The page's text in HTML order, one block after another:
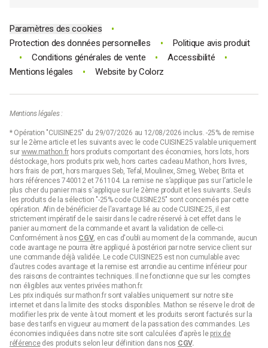
Paramètres des cookies •
Protection des données personnelles • Politique avis produit
• Conditions générales de vente • Accessibilité •
Mentions légales • Website byColorz
Mentions légales :
* Opération "CUISINE25" du 29/07/2026 au 12/08/2026 inclus. -25% de remise
sur le 2ème article et les suivants avec le code CUISINE25 valable uniquement
sur www.mathon.frhors produits comportant des économies, hors lots, hors
déstockage, hors produits prix web, hors cartes cadeau Mathon, hors livres,
hors frais de port, hors marques Seb, Tefal, Moulinex, Smeg, Weber, Brita et
hors références 740012 et 761104. La remise ne s’applique pas sur l’article le
plus cher du panier mais s'applique sur le 2ème produit et les suivants. Seuls
les produits de la sélection "-25% code CUISINE25" sont concernés par cette
opération. Afin de bénéficier de l'avantage lié au code CUISINE25, il est
strictement impératif de le saisir dans le cadre réservé à cet effet dans le
panier au moment de la commande et avant la validation de celle-ci.
Conformément à nos CGV, en cas d'oubli au moment de la commande, aucun
code avantage ne pourra être appliqué à postériori par notre service client sur
une commande déjà validée. Le code CUISINE25 est non cumulable avec
d’autres codes avantage et la remise est arrondie au centime inférieur pour
des raisons de contraintes techniques. Il ne fonctionne que sur les comptes
non éligibles aux ventes privées mathon.fr.
Les prix indiqués sur mathon.fr sont valables uniquement sur notre site
internet et dans la limite des stocks disponibles. Mathon se réserve le droit de
modifier les prix de vente à tout moment et les produits seront facturés sur la
base des tarifs en vigueur au moment de la passation des commandes. Les
économies indiquées dans notre site sont calculées d'après le prix de
référencedes produits selon leur définition dans nos CGV.